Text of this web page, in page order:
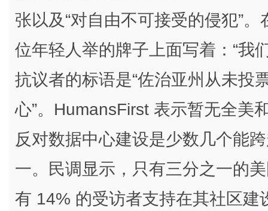
张以及“对自由不可接受的侵犯”
位年轻人举的牌子上面写着：“我
抗议者的标语是“佐治亚州从未投
心”。HumansFirst 表示暂无全美
反对数据中心建设是少数几个能
一。民调显示，只有三分之一的
有 14% 的受访者支持在其社区建